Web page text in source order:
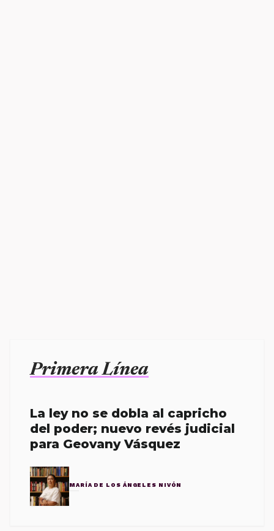
Primera Línea
La ley no se dobla al capricho
del poder; nuevo revés judicial
para Geovany Vásquez
MARÍA DE LOS ÁNGELES NIVÓN